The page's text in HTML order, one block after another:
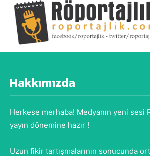
Hakkımızda
Herkese merhaba! Medyanın yeni sesi
yayın dönemine hazır !
Uzun fikir tartışmalarının sonucunda